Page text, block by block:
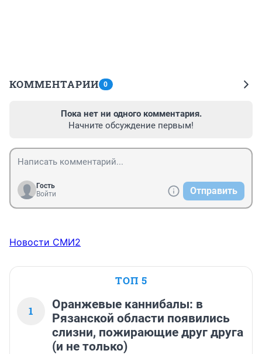
КОММЕНТАРИИ 0
Пока нет ни одного комментария.
Начните обсуждение первым!
Гость
Войти
Отправить
Новости СМИ2
ТОП 5
1
Оранжевые каннибалы: в
Рязанской области появились
слизни, пожирающие друг друга
(и не только)